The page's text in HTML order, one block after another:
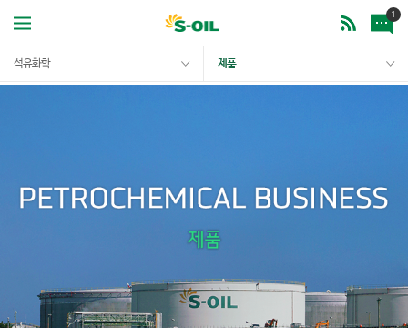
1
석유화학 제품